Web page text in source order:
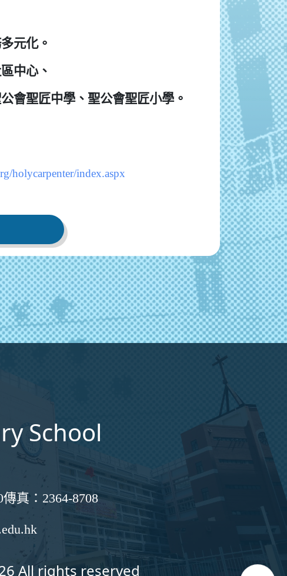
元化。
中心、
會聖匠中學、聖公會聖匠小學。
holycarpenter/index.aspx
School
傳真： 2364-8708
All rights reserved